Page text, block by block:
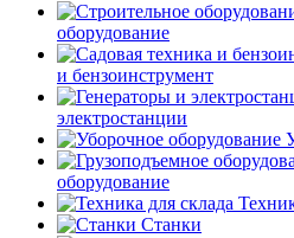
оборудование
и бензоинструмент
электростанции
оборудование
Станки